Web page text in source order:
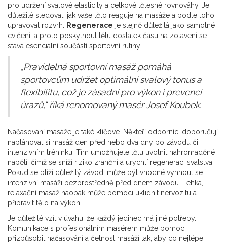
pro udržení svalové elasticity a celkové tělesné rovnováhy. Je
důležité sledovat, jak vaše tělo reaguje na masáže a podle toho
upravovat rozvrh. Regenerace je stejně důležitá jako samotné
cvičení, a proto poskytnout tělu dostatek času na zotavení se
stává esenciální součástí sportovní rutiny.
„Pravidelná sportovní masáž pomáhá
sportovcům udržet optimální svalový tonus a
flexibilitu, což je zásadní pro výkon i prevenci
úrazů,“ říká renomovaný masér Josef Koubek.
Načasování masáže je také klíčové. Někteří odborníci doporučují
naplánovat si masáž den před nebo dva dny po závodu či
intenzivním tréninku. Tím umožňujete tělu uvolnit nahromaděné
napětí, čímž se sníží riziko zranění a urychlí regeneraci svalstva.
Pokud se blíží důležitý závod, může být vhodné vyhnout se
intenzivní masáži bezprostředně před dnem závodu. Lehká,
relaxační masáž naopak může pomoci uklidnit nervozitu a
připravit tělo na výkon.
Je důležité vzít v úvahu, že každý jedinec má jiné potřeby.
Komunikace s profesionálním masérem může pomoci
přizpůsobit načasování a četnost masáží tak, aby co nejlépe